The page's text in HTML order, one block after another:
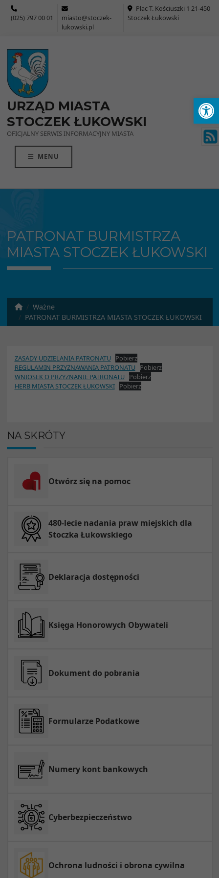
(025) 797 00 01
miasto@stoczek-
lukowski.pl
Plac T. Kościuszki 1 21-450
Stoczek Łukowski
URZĄD MIASTA
STOCZEK ŁUKOWSKI
OFICJALNY SERWIS INFORMACYJNY MIASTA
MENU
PATRONAT BURMISTRZA
MIASTA STOCZEK ŁUKOWSKI
Ważne
PATRONAT BURMISTRZA MIASTA STOCZEK ŁUKOWSKI
ZASADY UDZIELANIA PATRONATU
Pobierz
REGULAMIN PRZYZNAWANIA PATRONATU
Pobierz
WNIOSEK O PRZYZNANIE PATRONATU
Pobierz
HERB MIASTA STOCZEK ŁUKOWSKI Pobierz
NA SKRÓTY
Otwórz się na pomoc
480-lecie nadania praw miejskich dla
Stoczka Łukowskiego
Deklaracja dostępności
Księga Honorowych Obywateli
Dokument do pobrania
Formularze Podatkowe
Numery kont bankowych
Cyberbezpieczeństwo
Ochrona ludności i obrona cywilna